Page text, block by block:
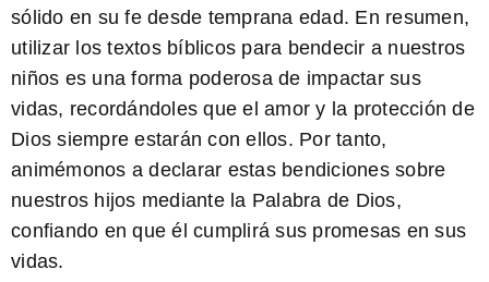
sólido en su fe desde temprana edad. En resumen,
utilizar lostextos bíblicos para bendecir a nuestros
niños es una forma poderosa de impactar sus
vidas, recordándoles que el amor y la protección de
Dios siempre estarán con ellos. Por tanto,
animémonos a declarar estas bendiciones sobre
nuestros hijos mediante la Palabra de Dios,
confiando en que él cumplirá sus promesas en sus
vidas.